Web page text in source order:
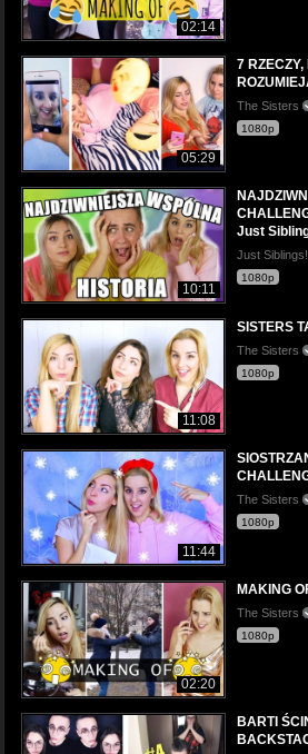
02:14
05:29
7
The Sisters
1080p
10:11
Just
Just Siblings!
1080p
11:08
SISTERS
The Sisters
1080p
11:44
The Sisters
1080p
02:20
MAKING
The Sisters
1080p
BARTI